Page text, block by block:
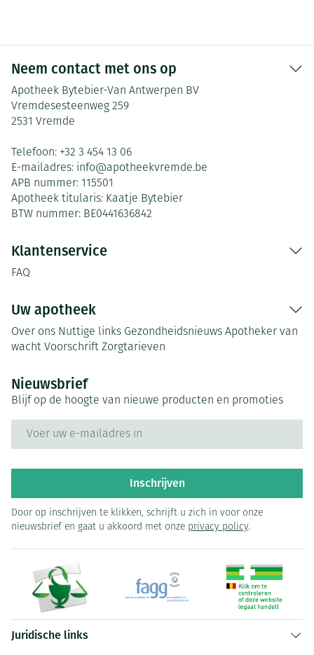
Neem contact met ons op
Apotheek Bytebier-Van Antwerpen BV
Vremdesesteenweg 259
2531 Vremde
Telefoon: +32 3 454 13 06
E-mailadres: info@apotheekvremde.be
APB nummer: 115501
Apotheek titularis: Kaatje Bytebier
BTW nummer: BE0441636842
Klantenservice
FAQ
Uw apotheek
Over ons Nuttige links Gezondheidsnieuws Apotheker van
wacht Voorschrift Zorgtarieven
Nieuwsbrief
Blijf op de hoogte van nieuwe producten en promoties
Inschrijven
Door op inschrijven te klikken, schrijft u zich in voor onze
nieuwsbrief en gaat u akkoord met onze privacy policy.
Juridische links